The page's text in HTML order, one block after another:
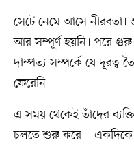
সেটে নেমে আসে নীরবতা।
আর সম্পূর্ণ হয়নি। পরে গুরু
দাম্পত্য সম্পর্কে যে দূরত্ব
ফেরেনি।
এ সময় থেকেই তাঁদের
চলতে শুরু করে—একদিকে